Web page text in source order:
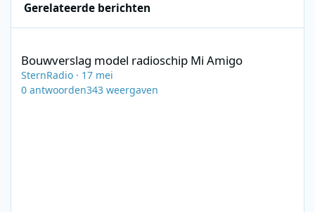
Gerelateerde berichten
Bouwverslag model radioschip Mi Amigo
SternRadio · 17 mei
0 antwoorden343 weergaven